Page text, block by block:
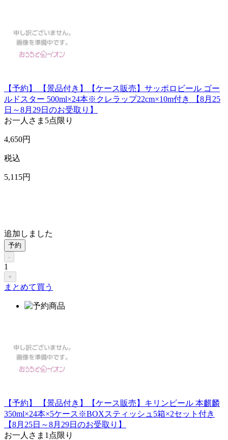
【予約】 【景品付き】【ケース販売】サッポロビール ゴー
ルドスター 500ml×24本※クレラップ22cm×10m付き 【8月25
日～8月29日のお受取り】
お一人さま 5点限り
4,650円
税込
5,115円
追加しました
予約
-
1
+
まとめて買う
【予約】 【景品付き】【ケース販売】キリンビール 本麒麟
350ml×24本×5ケース※BOXスティッシュ5箱×2セット付き
【8月25日～8月29日のお受取り】
お一人さま 1点限り